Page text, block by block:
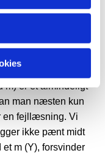
denne og én i
have været et M.
m) er et almindeligt
man næsten kun
en fejllæsning. Vi
ikke pænt midt
m (Y), forsvinder